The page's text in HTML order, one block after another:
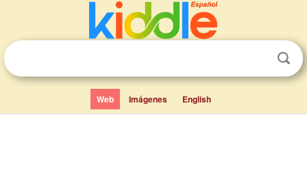
Web Imágenes English